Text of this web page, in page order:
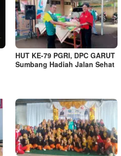
HUT KE-79 PGRI, DPC GARUT
Sumbang Hadiah Jalan Sehat